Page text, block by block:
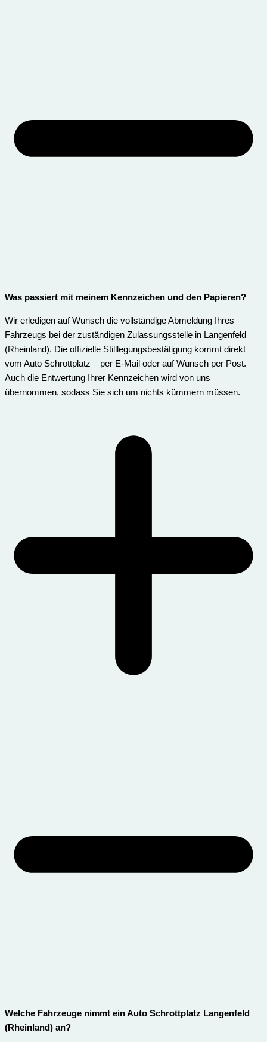
Was passiert mit meinem Kennzeichen und den Papieren?
Wir erledigen auf Wunsch die vollständige Abmeldung Ihres
Fahrzeugs bei der zuständigen Zulassungsstelle in Langenfeld
(Rheinland). Die offizielle Stilllegungsbestätigung kommt direkt
vom Auto Schrottplatz – per E-Mail oder auf Wunsch per Post.
Auch die Entwertung Ihrer Kennzeichen wird von uns
übernommen, sodass Sie sich um nichts kümmern müssen.
Welche Fahrzeuge nimmt ein Auto Schrottplatz Langenfeld
(Rheinland) an?